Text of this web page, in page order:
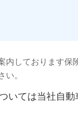
内しております保
い。
いては当社